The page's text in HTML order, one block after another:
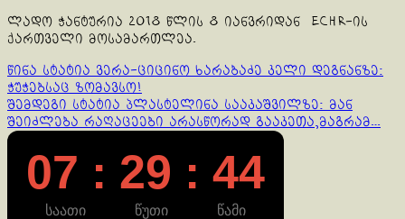
ლადო ჭანტურია 2018 წლის 8 იანვრიდან ECHR-ის
ქართველი მოსამართლეა.
Continue
Reading
წინა სტატია ვერა-ციცინო ხარაბაძე კელი დეგნანზე:
ჭუჭებსაც ზომავსო!
შემდეგი სტატია პლასტელინა სააკაშვილზე: მან
შეიძლება რაღაცეები არასწორად გააკეთა,მაგრამ…
07 : 29 : 44
საათი წუთი წამი